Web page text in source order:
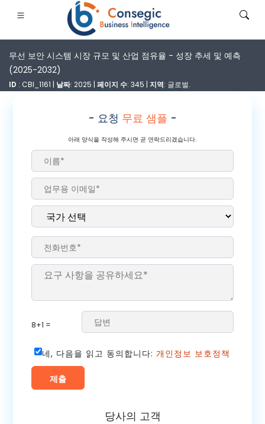
• 소비재 • 에너지 및 전력
• 사례 연구
무선 보안 시스템 시장 규모 및 산업 점유율 - 성장 추세 및 예측
(2025-2032)
ID : CBI_1161 | 날짜: 2025 | 페이지 수: 345 | 지역: 글로벌.
- 요청 무료 샘플 -
아래 양식을 작성해 주시면 곧 연락드리겠습니다.
8+1 =
네, 다음을 읽고 동의합니다: 개인정보 보호정책
당사의 고객